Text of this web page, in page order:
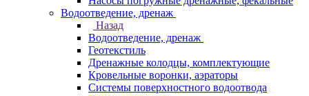
Водоотведение, дренаж
Назад
Водоотведение, дренаж
Геотекстиль
Дренажные колодцы, комплектующие
Кровельные воронки, аэраторы
Системы поверхностного водоотвода